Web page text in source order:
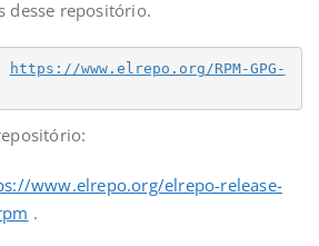
desse repositório.
https://www.elrepo.org/RPM-GPG-
www.elrepo.org/elrepo-release-
.